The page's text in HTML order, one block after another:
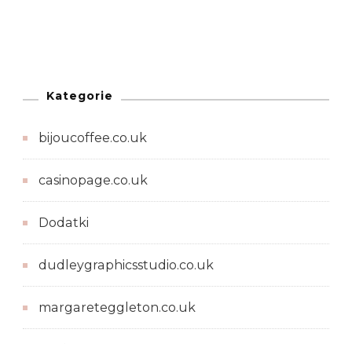
Kategorie
bijoucoffee.co.uk
casinopage.co.uk
Dodatki
dudleygraphicsstudio.co.uk
margareteggleton.co.uk